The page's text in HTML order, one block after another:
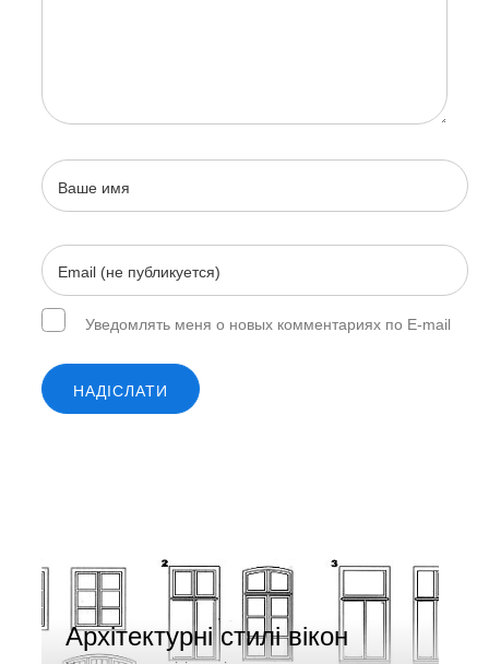
Уведомлять меня о новых комментариях по E-mail
НАДІСЛАТИ
Архітектурні стилі вікон